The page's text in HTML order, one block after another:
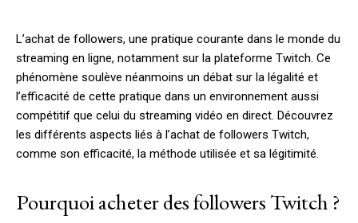
L’achat de followers, une pratique courante dans le monde du
streaming en ligne, notamment sur la plateforme Twitch. Ce
phénomène soulève néanmoins un débat sur la légalité et
l’efficacité de cette pratique dans un environnement aussi
compétitif que celui du streaming vidéo en direct. Découvrez
les différents aspects liés à l’achat de followers Twitch,
comme son efficacité, la méthode utilisée et sa légitimité.
Pourquoi acheter des followers Twitch ?